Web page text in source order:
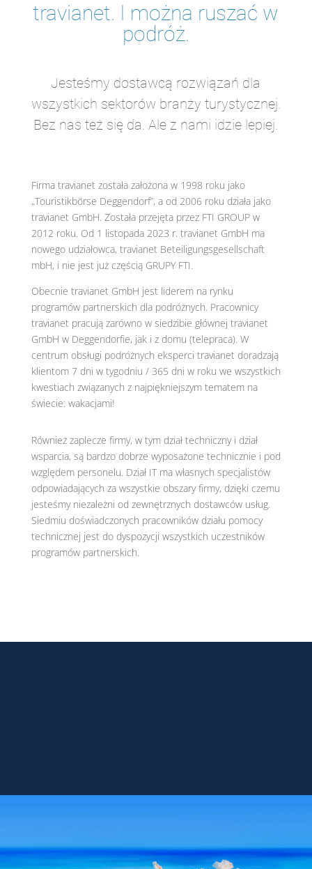
travianet. I można ruszać w
podróż.
Jesteśmy dostawcą rozwiązań dla
wszystkich sektorów branży turystycznej.
Bez nas też się da. Ale z nami idzie lepiej.
Firma travianet została założona w 1998 roku jako
„Touristikbörse Deggendorf”, a od 2006 roku działa jako
travianet GmbH. Została przejęta przez FTI GROUP w
2012 roku. Od 1 listopada 2023 r. travianet GmbH ma
nowego udziałowca, travianet Beteiligungsgesellschaft
mbH, i nie jest już częścią GRUPY FTI.
Obecnie travianet GmbH jest liderem na rynku
programów partnerskich dla podróżnych. Pracownicy
travianet pracują zarówno w siedzibie głównej travianet
GmbH w Deggendorfie, jak i z domu (telepraca). W
centrum obsługi podróżnych eksperci travianet doradzają
klientom 7 dni w tygodniu / 365 dni w roku we wszystkich
kwestiach związanych z najpiękniejszym tematem na
świecie: wakacjami!
Również zaplecze firmy, w tym dział techniczny i dział
wsparcia, są bardzo dobrze wyposażone technicznie i pod
względem personelu. Dział IT ma własnych specjalistów
odpowiadających za wszystkie obszary firmy, dzięki czemu
jesteśmy niezależni od zewnętrznych dostawców usług.
Siedmiu doświadczonych pracowników działu pomocy
technicznej jest do dyspozycji wszystkich uczestników
programów partnerskich.